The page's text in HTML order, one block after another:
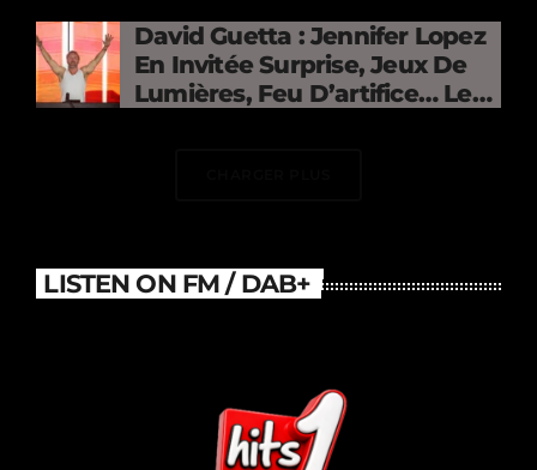
Electrifies The Stade De
France
David Guetta : Jennifer Lopez
En Invitée Surprise, Jeux De
Lumières, Feu D’artifice… Le
LISTEN ON FM / DAB+